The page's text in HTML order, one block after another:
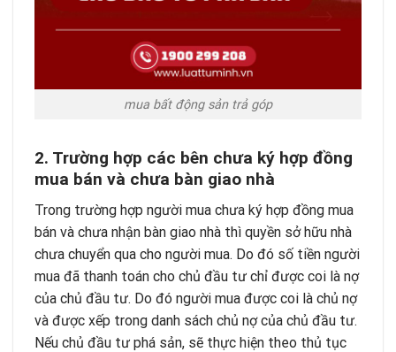
mua bất động sản trả góp
2. Trường hợp các bên chưa ký hợp đồng
mua bán và chưa bàn giao nhà
Trong trường hợp người mua chưa ký hợp đồng mua
bán và chưa nhận bàn giao nhà thì quyền sở hữu nhà
chưa chuyển qua cho người mua. Do đó số tiền người
mua đã thanh toán cho chủ đầu tư chỉ được coi là nợ
của chủ đầu tư. Do đó người mua được coi là chủ nợ
và được xếp trong danh sách chủ nợ của chủ đầu tư.
Nếu chủ đầu tư phá sản, sẽ thực hiện theo thủ tục